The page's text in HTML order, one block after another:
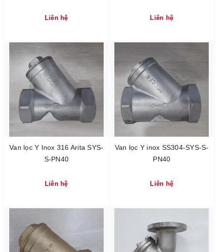
Liên hệ Liên hệ
Van lọc Y Inox 316 Arita SYS-
S-PN40
Liên hệ
Van lọc Y inox SS304-SYS-S-
PN40
Liên hệ